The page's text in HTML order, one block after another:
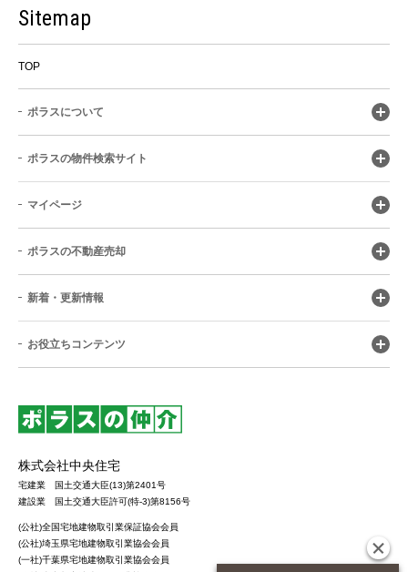
Sitemap
TOP
ポラスについて
ポラスの物件検索サイト
マイページ
ポラスの不動産売却
新着・更新情報
お役立ちコンテンツ
株式会社中央住宅
宅建業 国土交通大臣(13)第2401号
建設業 国土交通大臣許可(特-3)第8156号
(公社)全国宅地建物取引業保証協会会員
(公社)埼玉県宅地建物取引業協会会員
(一社)千葉県宅地建物取引業協会会員